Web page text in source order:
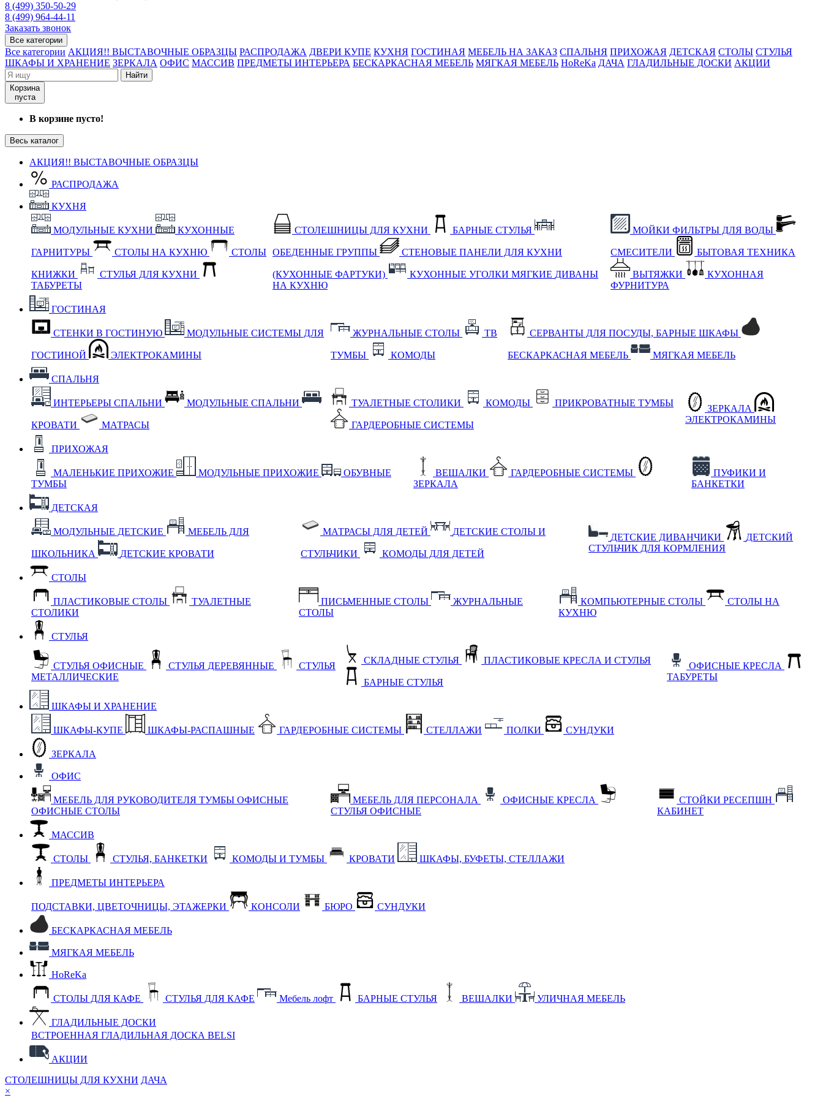
8 (499) 350-50-29
8 (499) 964-44-11
Заказать звонок
Все категории
Все категории АКЦИЯ!! ВЫСТАВОЧНЫЕ ОБРАЗЦЫ РАСПРОДАЖА ДВЕРИ КУПЕ КУХНЯ ГОСТИНАЯ МЕБЕЛЬ НА ЗАКАЗ СПАЛЬНЯ ПРИХОЖАЯ ДЕТСКАЯ СТОЛЫ СТУЛЬЯ
ШКАФЫ И ХРАНЕНИЕ ЗЕРКАЛА ОФИС МАССИВ ПРЕДМЕТЫ ИНТЕРЬЕРА БЕСКАРКАСНАЯ МЕБЕЛЬ МЯГКАЯ МЕБЕЛЬ HoReKa ДАЧА ГЛАДИЛЬНЫЕ ДОСКИ АКЦИИ
Найти
Корзина
пуста
В корзине пусто!
Весь каталог
АКЦИЯ!! ВЫСТАВОЧНЫЕ ОБРАЗЦЫ
РАСПРОДАЖА
КУХНЯ
МОДУЛЬНЫЕ КУХНИ КУХОННЫЕ
ГАРНИТУРЫ СТОЛЫ НА КУХНЮ СТОЛЫ
КНИЖКИ
СТУЛЬЯ ДЛЯ КУХНИ
ТАБУРЕТЫ
СТОЛЕШНИЦЫ ДЛЯ КУХНИ БАРНЫЕ СТУЛЬЯ
ОБЕДЕННЫЕ ГРУППЫ СТЕНОВЫЕ ПАНЕЛИ ДЛЯ КУХНИ
(КУХОННЫЕ ФАРТУКИ) КУХОННЫЕ УГОЛКИ МЯГКИЕ ДИВАНЫ
НА КУХНЮ
МОЙКИ ФИЛЬТРЫ ДЛЯ ВОДЫ
СМЕСИТЕЛИ БЫТОВАЯ ТЕХНИКА
ВЫТЯЖКИ
КУХОННАЯ
ФУРНИТУРА
ГОСТИНАЯ
СТЕНКИ В ГОСТИНУЮ МОДУЛЬНЫЕ СИСТЕМЫ ДЛЯ
ГОСТИНОЙ ЭЛЕКТРОКАМИНЫ
ЖУРНАЛЬНЫЕ СТОЛЫ ТВ
ТУМБЫ КОМОДЫ
СЕРВАНТЫ ДЛЯ ПОСУДЫ, БАРНЫЕ ШКАФЫ
БЕСКАРКАСНАЯ МЕБЕЛЬ МЯГКАЯ МЕБЕЛЬ
СПАЛЬНЯ
ИНТЕРЬЕРЫ СПАЛЬНИ МОДУЛЬНЫЕ СПАЛЬНИ
КРОВАТИ МАТРАСЫ
ТУАЛЕТНЫЕ СТОЛИКИ КОМОДЫ ПРИКРОВАТНЫЕ ТУМБЫ
ГАРДЕРОБНЫЕ СИСТЕМЫ
ЗЕРКАЛА
ЭЛЕКТРОКАМИНЫ
ПРИХОЖАЯ
МАЛЕНЬКИЕ ПРИХОЖИЕ МОДУЛЬНЫЕ ПРИХОЖИЕ
ОБУВНЫЕ
ТУМБЫ
ВЕШАЛКИ
ГАРДЕРОБНЫЕ СИСТЕМЫ
ЗЕРКАЛА
ПУФИКИ И
БАНКЕТКИ
ДЕТСКАЯ
МОДУЛЬНЫЕ ДЕТСКИЕ МЕБЕЛЬ ДЛЯ
ШКОЛЬНИКА ДЕТСКИЕ КРОВАТИ
МАТРАСЫ ДЛЯ ДЕТЕЙ ДЕТСКИЕ СТОЛЫ И
СТУЛЬЧИКИ КОМОДЫ ДЛЯ ДЕТЕЙ
ДЕТСКИЕ ДИВАНЧИКИ
ДЕТСКИЙ
СТУЛЬЧИК ДЛЯ КОРМЛЕНИЯ
СТОЛЫ
ПЛАСТИКОВЫЕ СТОЛЫ
ТУАЛЕТНЫЕ
СТОЛИКИ
ПИСЬМЕННЫЕ СТОЛЫ
ЖУРНАЛЬНЫЕ
СТОЛЫ
КОМПЬЮТЕРНЫЕ СТОЛЫ
СТОЛЫ НА
КУХНЮ
СТУЛЬЯ
СТУЛЬЯ ОФИСНЫЕ СТУЛЬЯ ДЕРЕВЯННЫЕ
СТУЛЬЯ
МЕТАЛЛИЧЕСКИЕ
СКЛАДНЫЕ СТУЛЬЯ ПЛАСТИКОВЫЕ КРЕСЛА И СТУЛЬЯ
БАРНЫЕ СТУЛЬЯ
ОФИСНЫЕ КРЕСЛА
ТАБУРЕТЫ
ШКАФЫ И ХРАНЕНИЕ
ШКАФЫ-КУПЕ ШКАФЫ-РАСПАШНЫЕ ГАРДЕРОБНЫЕ СИСТЕМЫ СТЕЛЛАЖИ ПОЛКИ СУНДУКИ
ЗЕРКАЛА
ОФИС
МЕБЕЛЬ ДЛЯ РУКОВОДИТЕЛЯ ТУМБЫ ОФИСНЫЕ
ОФИСНЫЕ СТОЛЫ
МЕБЕЛЬ ДЛЯ ПЕРСОНАЛА
ОФИСНЫЕ КРЕСЛА
СТУЛЬЯ ОФИСНЫЕ
СТОЙКИ РЕСЕПШН
КАБИНЕТ
МАССИВ
СТОЛЫ СТУЛЬЯ, БАНКЕТКИ КОМОДЫ И ТУМБЫ КРОВАТИ ШКАФЫ, БУФЕТЫ, СТЕЛЛАЖИ
ПРЕДМЕТЫ ИНТЕРЬЕРА
ПОДСТАВКИ, ЦВЕТОЧНИЦЫ, ЭТАЖЕРКИ КОНСОЛИ БЮРО СУНДУКИ
БЕСКАРКАСНАЯ МЕБЕЛЬ
МЯГКАЯ МЕБЕЛЬ
HoReKa
СТОЛЫ ДЛЯ КАФЕ СТУЛЬЯ ДЛЯ КАФЕ Мебель лофт БАРНЫЕ СТУЛЬЯ ВЕШАЛКИ УЛИЧНАЯ МЕБЕЛЬ
ГЛАДИЛЬНЫЕ ДОСКИ
ВСТРОЕННАЯ ГЛАДИЛЬНАЯ ДОСКА BELSI
АКЦИИ
СТОЛЕШНИЦЫ ДЛЯ КУХНИ ДАЧА
×